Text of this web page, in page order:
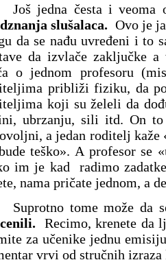
Još jedna česta i
slušalaca. Ovo je
da se nađu uvređeni i to
da izvlače zaključke
o jednom profesoru
približi fiziku, da
koji su želeli da
ubrzanju, sili itd. On
a jedan roditelj kaže
teško». A profesor se
im je kad radimo
nama pričate jednom, a
Suprotno tome može da
Recimo, krenete da
za učenike jednu
vrvi od stručnih